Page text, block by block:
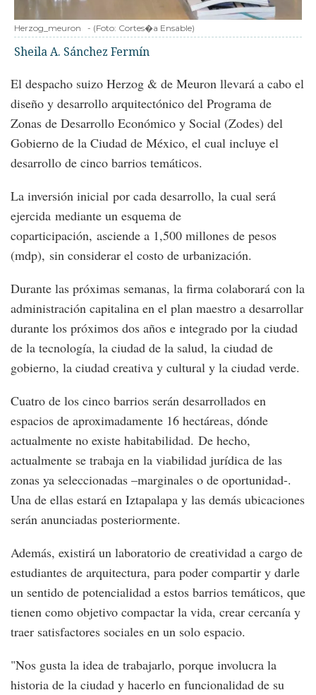
Herzog_meuron - (Foto: Cortes�a Ensable)
Sheila A. Sánchez Fermín
El despacho suizo Herzog & de Meuron llevará a cabo el
diseño y desarrollo arquitectónico del Programa de
Zonas de Desarrollo Económico y Social (Zodes) del
Gobierno de la Ciudad de México, el cual incluye el
desarrollo de cinco barrios temáticos.
La inversión inicial por cada desarrollo, la cual será
ejercida mediante un esquema de
coparticipación, asciende a 1,500 millones de pesos
(mdp), sin considerar el costo de urbanización.
Durante las próximas semanas, la firma colaborará con la
administración capitalina en el plan maestro a desarrollar
durante los próximos dos años e integrado por la ciudad
de la tecnología, la ciudad de la salud, la ciudad de
gobierno, la ciudad creativa y cultural y la ciudad verde.
Cuatro de los cinco barrios serán desarrollados en
espacios de aproximadamente 16 hectáreas, dónde
actualmente no existe habitabilidad. De hecho,
actualmente se trabaja en la viabilidad jurídica de las
zonas ya seleccionadas –marginales o de oportunidad-.
Una de ellas estará en Iztapalapa y las demás ubicaciones
serán anunciadas posteriormente.
Además, existirá un laboratorio de creatividad a cargo de
estudiantes de arquitectura, para poder compartir y darle
un sentido de potencialidad a estos barrios temáticos, que
tienen como objetivo compactar la vida, crear cercanía y
traer satisfactores sociales en un solo espacio.
"Nos gusta la idea de trabajarlo, porque involucra la
historia de la ciudad y hacerlo en funcionalidad de su